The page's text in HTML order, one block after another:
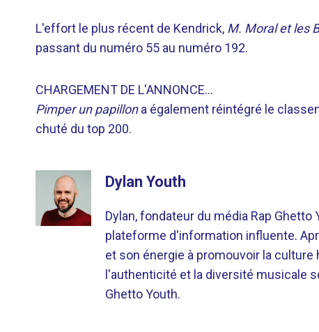
L'effort le plus récent de Kendrick, M. Moral et les
passant du numéro 55 au numéro 192.
CHARGEMENT DE L'ANNONCE…
Pimper un papillona également réintégré le
chuté du top 200.
Dylan Youth
Dylan, fondateur du média Rap
plateforme d'information influente.
et son énergie à promouvoir la
l'authenticité et la diversité musicale
Ghetto Youth.